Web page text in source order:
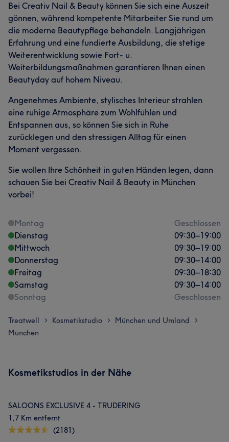
Bei Creativ Nail & Beauty können Sie sich eine Auszeit
gönnen, während kompetente Mitarbeiter Sie rund um
die moderne Beautypflege behandeln. Langjährigen
Erfahrung und eine fundierte Ausbildung, die stetige
Weiterentwicklung sowie Fort- u.
Weiterbildungsmaßnahmen garantieren Ihnen einen
Beautyday auf hohem Niveau.
Angenehmes Ambiente, stylisches Interieur strahlen
eine ruhige Atmosphäre zum Wohlfühlen und
Entspannen aus, so können Sie sich in Ruhe
zurücklegen und den stressigen Alltag für einen
Moment vergessen.
Sie wollen Ihre Schönheit in guten Händen legen, dann
schauen Sie bei Creativ Nail & Beauty in München
vorbei!
Montag
Geschlossen
Dienstag
09:30–19:00
Mittwoch
09:30–19:00
Donnerstag
09:30–14:00
Freitag
09:30–18:30
Samstag
09:30–14:00
Sonntag
Geschlossen
Treatwell > Kosmetikstudio > München und Umland >
München
Kosmetikstudios in der Nähe
SALOONS EXCLUSIVE 4 - TRUDERING
1,7 Km entfernt
(2181)